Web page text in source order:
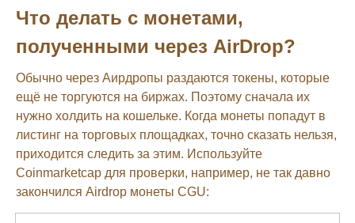
Что делать с монетами,
полученными через AirDrop?
Обычно через Аирдропы раздаются токены, которые
ещё не торгуются на биржах. Поэтому сначала их
нужно холдить на кошельке. Когда монеты попадут в
листинг на торговых площадках, точно сказать нельзя,
приходится следить за этим. Используйте
Coinmarketcap для проверки, например, не так давно
закончился Airdrop монеты CGU: